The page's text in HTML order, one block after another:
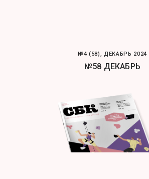
№4 (58), ДЕКАБРЬ 2024
№58 ДЕКАБРЬ